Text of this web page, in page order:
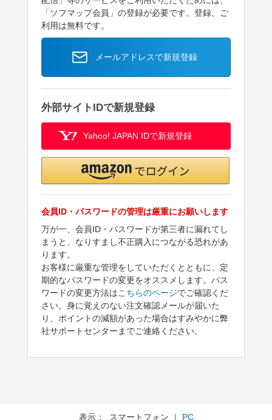
「ソフマップ会員」の登録が必要です。登録、ご
利用は無料です。
メールアドレスで新規登録
外部サイトIDで新規登録
Yahoo! JAPAN IDで新規登録
会員ID・パスワードの管理は厳重にお願いします
万が一、会員ID・パスワードが第三者に漏れてし
まうと、なりすまし不正購入につながる恐れがあ
ります。
お客様に厳重な管理をしていただくとともに、定
期的なパスワードの変更をオススメします。パス
ワードの変更方法はこちらのページでご確認くだ
さい。身に覚えのない注文確認メールが届いた
り、ポイントの減額があった場合はすみやかに弊
社サポートセンターまでご連絡ください。
表示： スマートフォン ｜ PC